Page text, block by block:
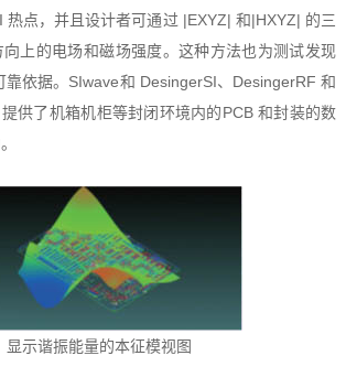
热点，并且设计者可通过 |EXYZ| 和|HXYZ| 的三
上的电场和磁场强度。这种方法也为测试发现
靠依据。SIwave和 DesingerSI、DesingerRF 和
供了机箱机柜等封闭环境内的PCB 和封装的数
显示谐振能量的本征模视图